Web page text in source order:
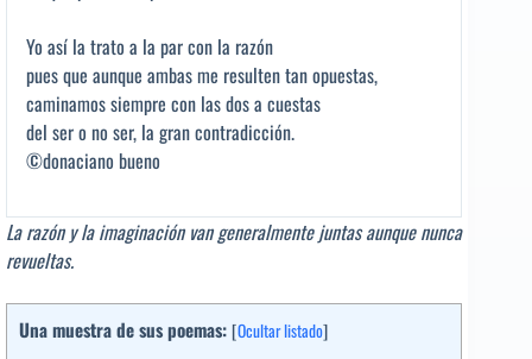
Yo así la trato a la par con la razón
pues que aunque ambas me resulten tan opuestas,
caminamos siempre con las dos a cuestas
del ser o no ser, la gran contradicción.
©donaciano bueno
La razón y la imaginación van generalmente juntas aunque nunca
revueltas.
Una muestra de sus poemas: [Ocultar listado]